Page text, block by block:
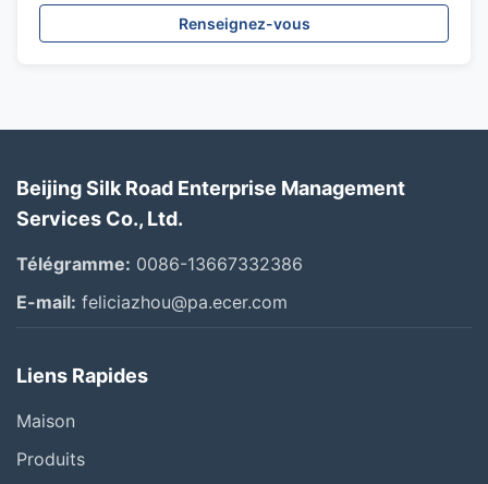
Renseignez-vous
Beijing Silk Road Enterprise Management
Services Co., Ltd.
Télégramme: 0086-13667332386
E-mail: feliciazhou@pa.ecer.com
Liens Rapides
Maison
Produits